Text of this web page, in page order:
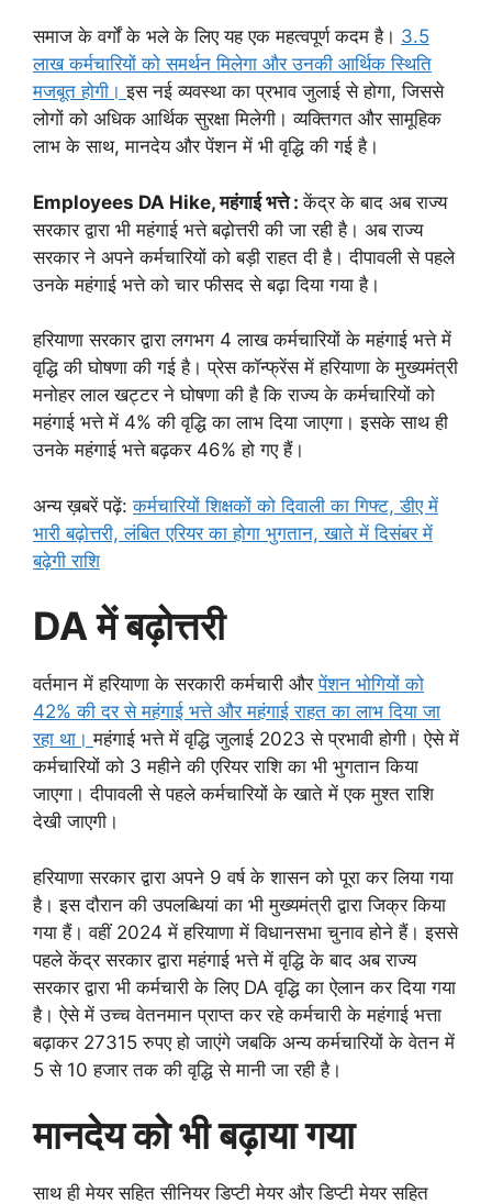
समाज के वर्गों के भले के लिए यह एक महत्वपूर्ण कदम है। 3.5
लाख कर्मचारियों को समर्थन मिलेगा और उनकी आर्थिक स्थिति
मजबूत होगी।इस नई व्यवस्था का प्रभाव जुलाई से होगा, जिससे
लोगों को अधिक आर्थिक सुरक्षा मिलेगी। व्यक्तिगत और सामूहिक
लाभ के साथ, मानदेय और पेंशन में भी वृद्धि की गई है।
Employees DA Hike, महंगाई भत्ते :केंद्र के बाद अब राज्य
सरकार द्वारा भी महंगाई भत्ते बढ़ोत्तरी की जा रही है। अब राज्य
सरकार ने अपने कर्मचारियों को बड़ी राहत दी है। दीपावली से पहले
उनके महंगाई भत्ते को चार फीसद से बढ़ा दिया गया है।
हरियाणा सरकार द्वारा लगभग 4 लाख कर्मचारियों के महंगाई भत्ते में
वृद्धि की घोषणा की गई है। प्रेस कॉन्फ्रेंस में हरियाणा के मुख्यमंत्री
मनोहर लाल खट्टर ने घोषणा की है कि राज्य के कर्मचारियों को
महंगाई भत्ते में 4% की वृद्धि का लाभ दिया जाएगा। इसके साथ ही
उनके महंगाई भत्ते बढ़कर 46% हो गए हैं।
अन्य ख़बरें पढ़ें:कर्मचारियों शिक्षकों को दिवाली का गिफ्ट, डीए में
भारी बढ़ोत्तरी, लंबित एरियर का होगा भुगतान, खाते में दिसंबर में
बढ़ेगी राशि
DA में बढ़ोत्तरी
वर्तमान में हरियाणा के सरकारी कर्मचारी औरपेंशन भोगियों को
42% की दर से महंगाई भत्ते और महंगाई राहत का लाभ दिया जा
रहा था।महंगाई भत्ते में वृद्धि जुलाई 2023 से प्रभावी होगी। ऐसे में
कर्मचारियों को 3 महीने की एरियर राशि का भी भुगतान किया
जाएगा। दीपावली से पहले कर्मचारियों के खाते में एक मुश्त राशि
देखी जाएगी।
हरियाणा सरकार द्वारा अपने 9 वर्ष के शासन को पूरा कर लिया गया
है। इस दौरान की उपलब्धियां का भी मुख्यमंत्री द्वारा जिक्र किया
गया हैं। वहीं 2024 में हरियाणा में विधानसभा चुनाव होने हैं। इससे
पहले केंद्र सरकार द्वारा महंगाई भत्ते में वृद्धि के बाद अब राज्य
सरकार द्वारा भी कर्मचारी के लिए DA वृद्धि का ऐलान कर दिया गया
है। ऐसे में उच्च वेतनमान प्राप्त कर रहे कर्मचारी के महंगाई भत्ता
बढ़ाकर 27315 रुपए हो जाएंगे जबकि अन्य कर्मचारियों के वेतन में
5 से 10 हजार तक की वृद्धि से मानी जा रही है।
मानदेय को भी बढ़ाया गया
साथ ही मेयर सहित सीनियर डिप्टी मेयर और डिप्टी मेयर सहित